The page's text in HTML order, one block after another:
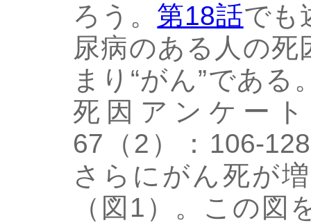
ろう。 第18話でも
尿病のある人の死
まり“がん”である
死因アンケー
67（2）：106-
さらにがん死が
（図1）。この図